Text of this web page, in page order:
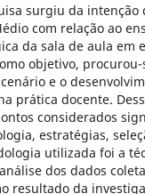
surgiu da intenção
com relação ao
da sala de aula em
objetivo,
e o
prática docente.
considerados
estratégias,
utilizada foi a
dos dados
resultado da